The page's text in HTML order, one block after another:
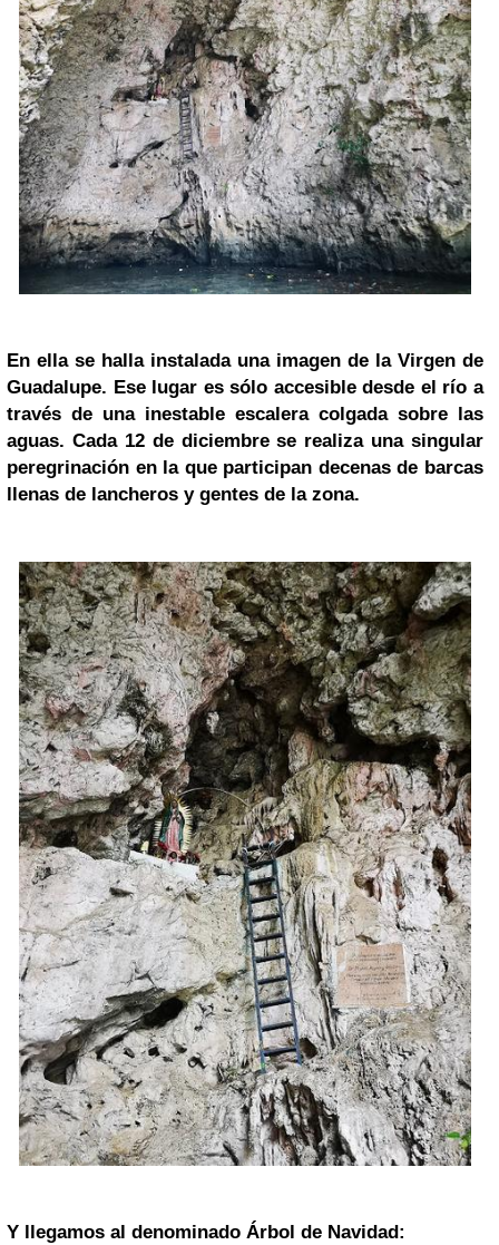
En ella se halla instalada una imagen de la Virgen de
Guadalupe. Ese lugar es sólo accesible desde el río a
través de una inestable escalera colgada sobre las
aguas. Cada 12 de diciembre se realiza una singular
peregrinación en la que participan decenas de barcas
llenas de lancheros y gentes de la zona.
Y llegamos al denominado Árbol de Navidad: